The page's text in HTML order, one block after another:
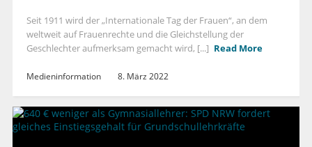
Seit 1911 wird der „Internationale Tag der Frauen“, an dem
weltweit auf Frauenrechte und die Gleichstellung der
Geschlechter aufmerksam gemacht wird, [...] Read More
Medieninformation 8. März 2022